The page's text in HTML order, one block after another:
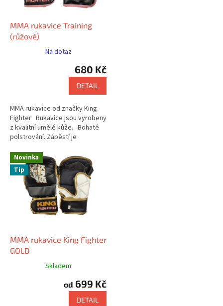
MMA rukavice Training
(růžové)
Na dotaz
680 Kč
DETAIL
MMA rukavice od značky King
Fighter Rukavice jsou vyrobeny
z kvalitní umělé kůže. Bohaté
polstrování. Zápěstí je
Novinka
Tip
MMA rukavice King Fighter
GOLD
Skladem
od 699 Kč
DETAIL